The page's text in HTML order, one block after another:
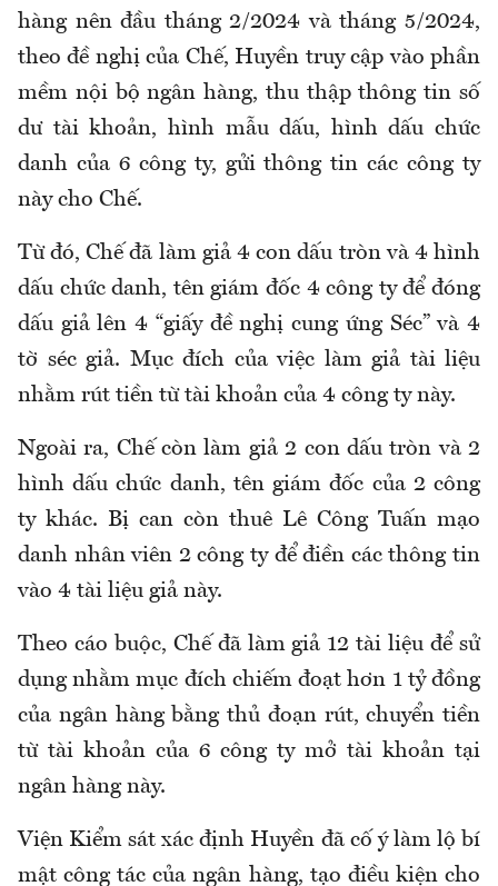
hàng nên đầu tháng 2/2024 và tháng 5/2024,
theo đề nghị của Chế, Huyền truy cập vào phần
mềm nội bộ ngân hàng, thu thập thông tin số
dư tài khoản, hình mẫu dấu, hình dấu chức
danh của 6 công ty, gửi thông tin các công ty
này cho Chế.
Từ đó, Chế đã làm giả 4 con dấu tròn và 4 hình
dấu chức danh, tên giám đốc 4 công ty để đóng
dấu giả lên 4 “giấy đề nghị cung ứng Séc” và 4
tờ séc giả. Mục đích của việc làm giả tài liệu
nhằm rút tiền từ tài khoản của 4 công ty này.
Ngoài ra, Chế còn làm giả 2 con dấu tròn và 2
hình dấu chức danh, tên giám đốc của 2 công
ty khác. Bị can còn thuê Lê Công Tuấn mạo
danh nhân viên 2 công ty để điền các thông tin
vào 4 tài liệu giả này.
Theo cáo buộc, Chế đã làm giả 12 tài liệu để sử
dụng nhằm mục đích chiếm đoạt hơn 1 tỷ đồng
của ngân hàng bằng thủ đoạn rút, chuyển tiền
từ tài khoản của 6 công ty mở tài khoản tại
ngân hàng này.
Viện Kiểm sát xác định Huyền đã cố ý làm lộ bí
mật công tác của ngân hàng, tạo điều kiện cho